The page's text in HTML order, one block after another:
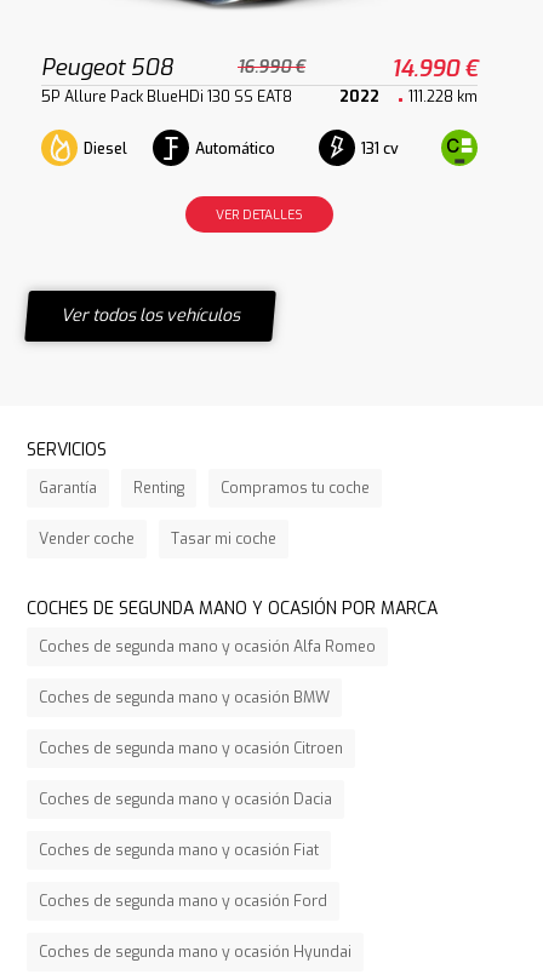
Peugeot 508 16.990 € 14.990 €
5P Allure Pack BlueHDi 130 SS EAT8 2022 111.228 km
Diesel Automático 131 cv
VER DETALLES
Ver todos los vehículos
SERVICIOS
Garantía Renting Compramos tu coche
Vender coche Tasar mi coche
COCHES DE SEGUNDA MANO Y OCASIÓN POR MARCA
Coches de segunda mano y ocasión Alfa Romeo
Coches de segunda mano y ocasión BMW
Coches de segunda mano y ocasión Citroen
Coches de segunda mano y ocasión Dacia
Coches de segunda mano y ocasión Fiat
Coches de segunda mano y ocasión Ford
Coches de segunda mano y ocasión Hyundai